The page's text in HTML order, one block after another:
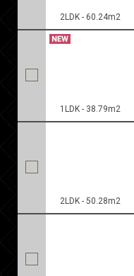
2LDK - 60.24m2
1LDK - 38.79m2
2LDK - 50.28m2